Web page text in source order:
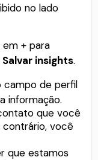
no lado
+ para
Salvar insights.
campo de perfil
informação.
que você
contrário, você
que estamos